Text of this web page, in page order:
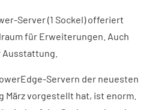
Server (1 Sockel) offeriert
für Erweiterungen. Auch
Ausstattung.
Servern der neuesten
März vorgestellt hat, ist enorm.